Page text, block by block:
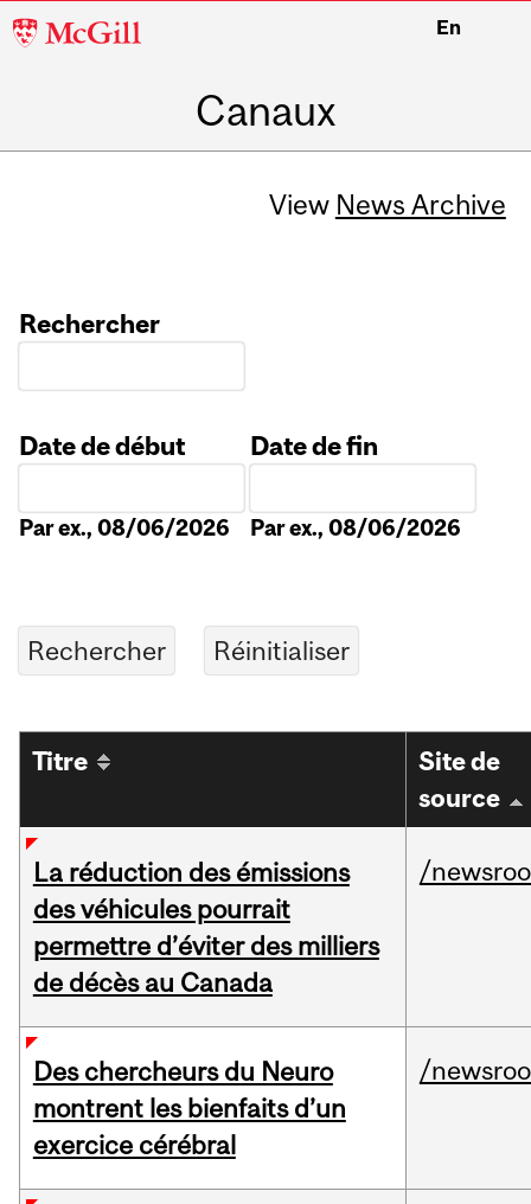
McGill
En
Canaux
View News Archive
Rechercher
Date de début
Par ex., 08/06/2026
Date de fin
Par ex., 08/06/2026
Titre
Site de
source
La réduction des émissions
des véhicules pourrait
permettre d’éviter des milliers
de décès au Canada
/
Des chercheurs du Neuro
montrent les bienfaits d’un
exercice cérébral
/